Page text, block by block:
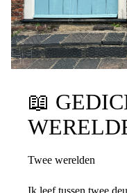
📖
Twee werelden